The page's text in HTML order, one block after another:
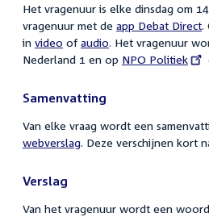
Het vragenuur is elke dinsdag om
vragenuur met de app Debat Direct.
in video of audio. Het vragenuur
Nederland 1 en op External
NPO Politiek
Samenvatting
Van elke vraag wordt een
webverslag. Deze verschijnen kort
Verslag
Van het vragenuur wordt een